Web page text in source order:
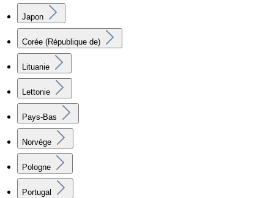
Japon
Corée (République de)
Lituanie
Lettonie
Pays-Bas
Norvège
Pologne
Portugal